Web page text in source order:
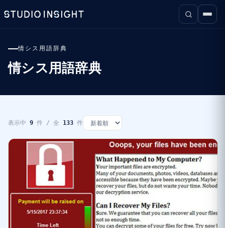
情シス用語辞典
情シス用語辞典
表示中 9 件 / 全 133 件